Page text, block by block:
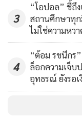
เอาเงินเก็บไปซื้อเค้
รักกับเฮียๆ บ้าง
“ก็คือใกล้เกิดเฮียภัท
วันเกิด แล้วก็บอกเฮี
แต่ว่าเงินไม่พอ (หัว
ประมาณ อีกวันหนึ่งไ
เดี๋ยวเอาไปให้เฮียห
3
“โอปอล” ชี้ถึ
สถานศึกษาทุก
ไม่ใช่ความหว
4
“ต้อม รชนีกร
ล็อกความเจ็บ
อุทธรณ์ ยังรอ
MGR Online
MGR Online ใช้
ประสบการณ์คอน
เงื่อ